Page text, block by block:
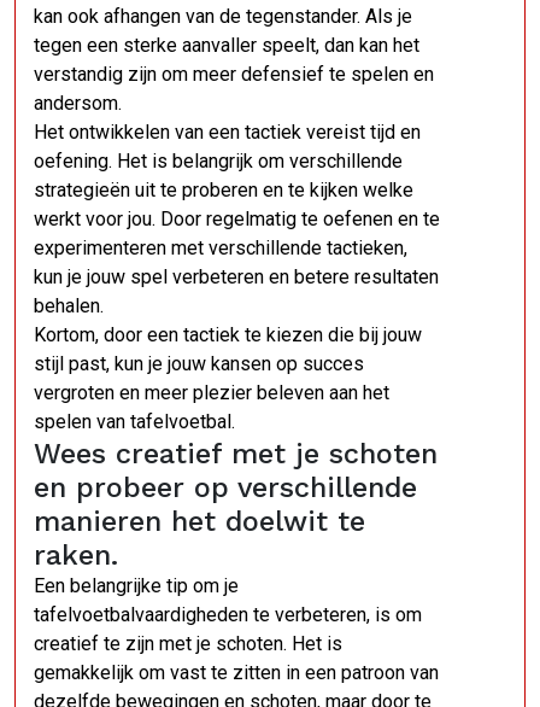
kan ook afhangen van de tegenstander. Als je
tegen een sterke aanvaller speelt, dan kan het
verstandig zijn om meer defensief te spelen en
andersom.
Het ontwikkelen van een tactiek vereist tijd en
oefening. Het is belangrijk om verschillende
strategieën uit te proberen en te kijken welke
werkt voor jou. Door regelmatig te oefenen en te
experimenteren met verschillende tactieken,
kun je jouw spel verbeteren en betere resultaten
behalen.
Kortom, door een tactiek te kiezen die bij jouw
stijl past, kun je jouw kansen op succes
vergroten en meer plezier beleven aan het
spelen van tafelvoetbal.
Wees creatief met je schoten
en probeer op verschillende
manieren het doelwit te
raken.
Een belangrijke tip om je
tafelvoetbalvaardigheden te verbeteren, is om
creatief te zijn met je schoten. Het is
gemakkelijk om vast te zitten in een patroon van
dezelfde bewegingen en schoten, maar door te